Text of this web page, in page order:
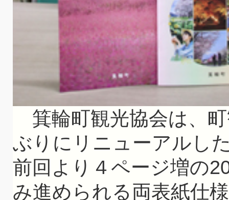
箕輪町観光協会は、
ぶりにリニューアルし
前回より４ページ増の
み進められる両表紙仕